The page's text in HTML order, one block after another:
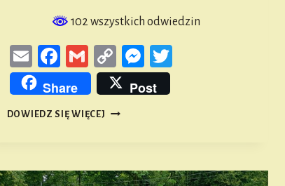
102 wszystkich odwiedzin
EmailFacebook
GmailCopy
Link
Messenger
Share Post
DOWIEDZ SIĘ WIĘCEJ BLOK,
NAMYSŁOWSKICH
ULICACH